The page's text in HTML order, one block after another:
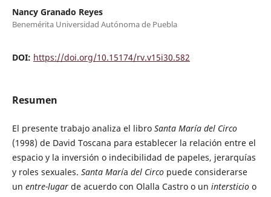
Nancy Granado Reyes
Benemérita Universidad Autónoma de Puebla
DOI: https://doi.org/10.15174/rv.v15i30.582
Resumen
El presente trabajo analiza el libro Santa María del Circo
(1998) de David Toscana para establecer la relación entre el
espacio y la inversión o indecibilidad de papeles, jerarquías
y roles sexuales. Santa María del Circopuede considerarse
un entre-lugar de acuerdo con Olalla Castro o un intersticioo